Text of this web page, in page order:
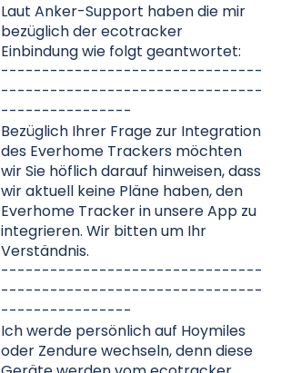
Laut Anker-Support haben die mir
bezüglich der ecotracker
Einbindung wie folgt geantwortet:
--------------------------------
--------------------------------
----------------
Bezüglich Ihrer Frage zur Integration
des Everhome Trackers möchten
wir Sie höflich darauf hinweisen, dass
wir aktuell keine Pläne haben, den
Everhome Tracker in unsere App zu
integrieren. Wir bitten um Ihr
Verständnis.
--------------------------------
--------------------------------
----------------
Ich werde persönlich auf Hoymiles
oder Zendure wechseln, denn diese